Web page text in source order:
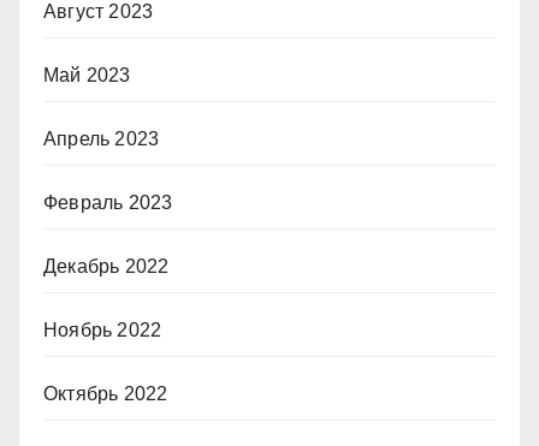
Август 2023
Май 2023
Апрель 2023
Февраль 2023
Декабрь 2022
Ноябрь 2022
Октябрь 2022